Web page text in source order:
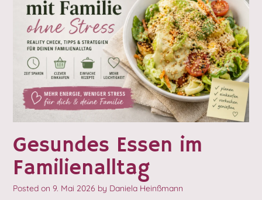
Gesundes Essen im
Familienalltag
Posted on 9. Mai 2026 by Daniela Heinßmann